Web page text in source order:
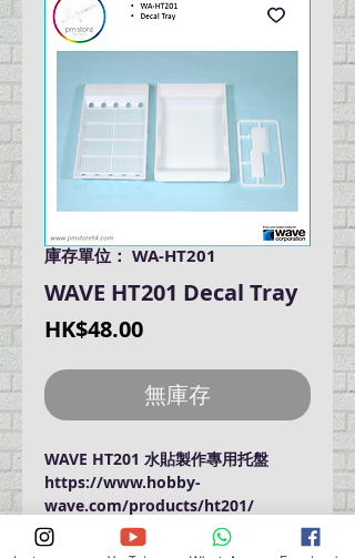
庫存單位： WA-HT201
WAVE HT201 Decal Tray
HK$48.00價
無庫存
WAVE HT201 水貼製作專用托盤
https://www.hobby-
wave.com/products/ht201/